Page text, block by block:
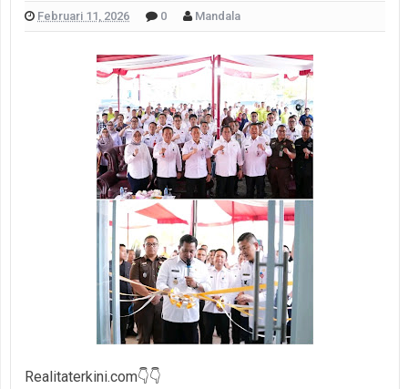
Februari 11, 2026 0 Mandala
Realitaterkini.com👇👇